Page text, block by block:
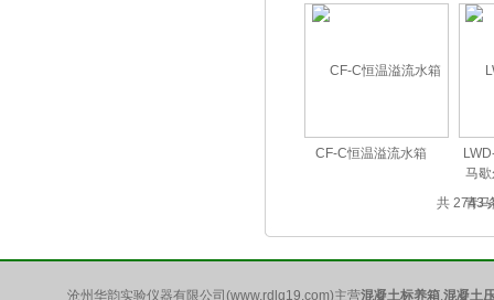
CF-C恒温溢流水箱
马
共 2743
沧州华韵实验仪器有限公司(www.rdlq19.com)主营混凝土标养箱,混凝土